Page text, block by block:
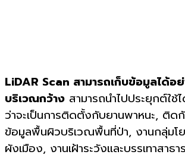
LiDAR Scan สามารถเก็บข้อมูลได้อ
บริเวณกว้าง สามารถนำไปประยุกต์ใช้
ว่าจะเป็นการติดตั้งกับยานพาหนะ, ติด
ข้อมูลพื้นผิวบริเวณพื้นที่ป่า, งานกลุ่มโ
ผังเมือง, งานเฝ้าระวังและบรรเทาสาธ